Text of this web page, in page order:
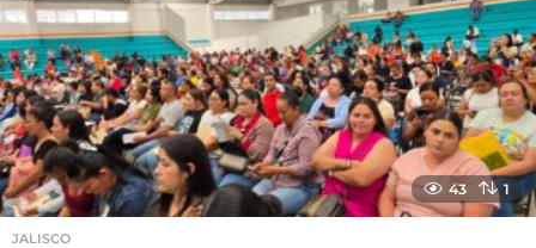
g
o
43 1
JALISCO